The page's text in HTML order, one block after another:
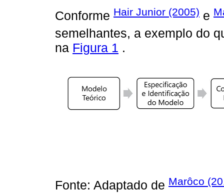
Conforme Hair Junior (2005) e
semelhantes, a exemplo do
na Figura 1 .
Fonte: Adaptado de Marôco